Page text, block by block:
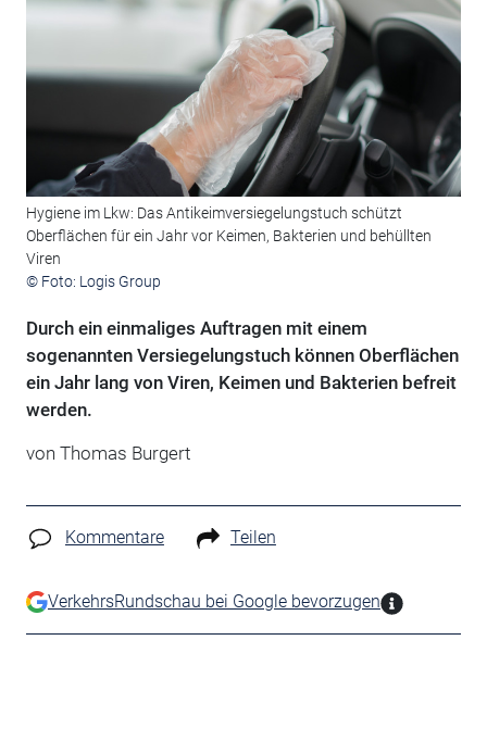
Hygiene im Lkw: Das Antikeimversiegelungstuch schützt
Oberflächen für ein Jahr vor Keimen, Bakterien und behüllten
Viren
© Foto: Logis Group
Durch ein einmaliges Auftragen mit einem
sogenannten Versiegelungstuch können Oberflächen
ein Jahr lang von Viren, Keimen und Bakterien befreit
werden.
von Thomas Burgert
Kommentare Teilen
VerkehrsRundschau bei Google bevorzugen